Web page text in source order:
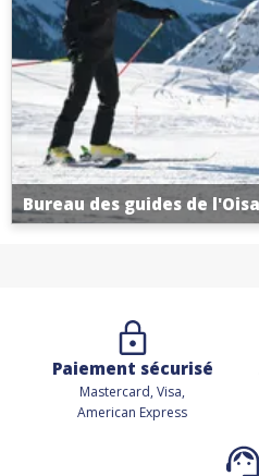
Bureau des guides de
Paiement sécurisé
Mastercard, Visa,
American Express